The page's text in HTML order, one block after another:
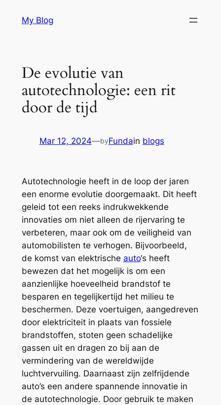
My Blog
De evolutie van
autotechnologie: een rit
door de tijd
Mar 12, 2024—byFundain blogs
Autotechnologie heeft in de loop der jaren
een enorme evolutie doorgemaakt. Dit heeft
geleid tot een reeks indrukwekkende
innovaties om niet alleen de rijervaring te
verbeteren, maar ook om de veiligheid van
automobilisten te verhogen. Bijvoorbeeld,
de komst van elektrische auto‘s heeft
bewezen dat het mogelijk is om een
aanzienlijke hoeveelheid brandstof te
besparen en tegelijkertijd het milieu te
beschermen. Deze voertuigen, aangedreven
door elektriciteit in plaats van fossiele
brandstoffen, stoten geen schadelijke
gassen uit en dragen zo bij aan de
vermindering van de wereldwijde
luchtvervuiling. Daarnaast zijn zelfrijdende
auto’s een andere spannende innovatie in
de autotechnologie. Door gebruik te maken